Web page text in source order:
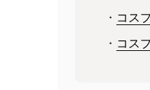
・ コス
・ コス